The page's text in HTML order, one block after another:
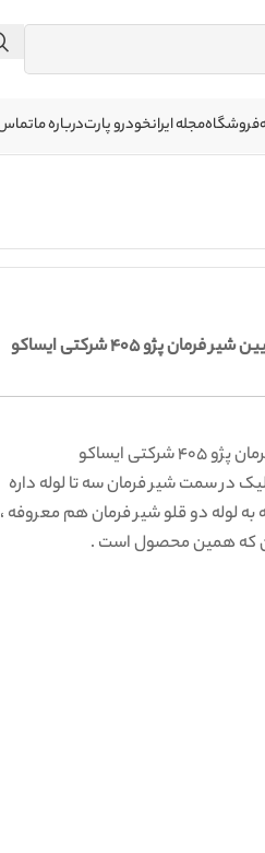
فروشگاهمجله ایرانخودرو پارتدرباره ماتماس
فرمان پژو 405 شرکتی ایساکو
ایساکو
در سمت شیر فرمان سه تا لوله داره
به لوله دو قلو شیر فرمان هم معروفه ،
که همین محصول است .